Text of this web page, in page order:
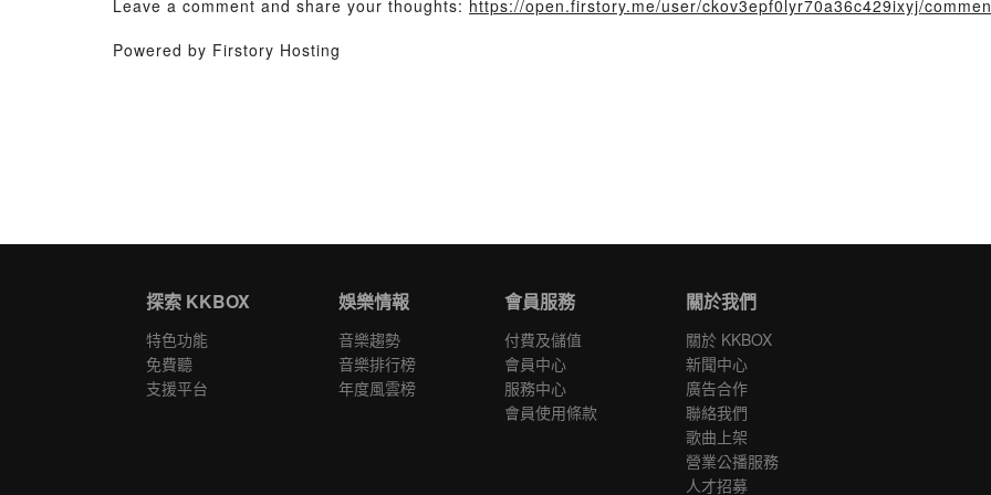
Leave a comment and share your thoughts: https://open.firstory.me/user/ckov3epf0lyr70a36c429ixyj/
Powered by Firstory Hosting
探索 KKBOX
特色功能
免費聽
支援平台
娛樂情報
音樂趨勢
音樂排行榜
年度風雲榜
會員服務
付費及儲值
會員中心
服務中心
會員使用條款
關於我們
關於 KKBOX
新聞中心
廣告合作
聯絡我們
歌曲上架
營業公播服務
人才招募